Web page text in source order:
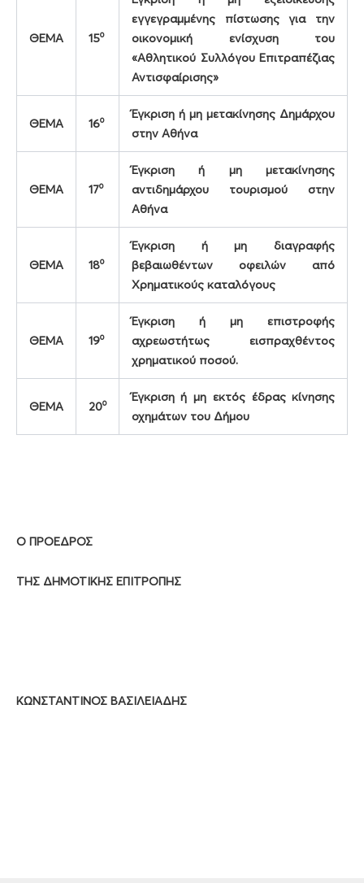
ΘΕΜΑ 15ο
εγγεγραμμένης πίστωσης για την
οικονομική ενίσχυση του
«Αθλητικού Συλλόγου Επιτραπέζιας
Αντισφαίρισης»
ΘΕΜΑ 16ο
Έγκριση ή μη μετακίνησης Δημάρχου
στην Αθήνα
ΘΕΜΑ 17ο
Έγκριση ή μη μετακίνησης
αντιδημάρχου τουρισμού στην
Αθήνα
ΘΕΜΑ 18ο
Έγκριση ή μη διαγραφής
βεβαιωθέντων οφειλών από
Χρηματικούς καταλόγους
ΘΕΜΑ 19ο
Έγκριση ή μη επιστροφής
αχρεωστήτως εισπραχθέντος
χρηματικού ποσού.
ΘΕΜΑ 20ο
Έγκριση ή μη εκτός έδρας κίνησης
οχημάτων του Δήμου
Ο ΠΡΟΕΔΡΟΣ
ΤΗΣ ΔΗΜΟΤΙΚΗΣ ΕΠΙΤΡΟΠΗΣ
ΚΩΝΣΤΑΝΤΙΝΟΣ ΒΑΣΙΛΕΙΑΔΗΣ